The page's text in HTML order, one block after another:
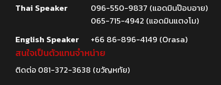
Thai Speaker
096-550-9837 (แอดมินป๊อบอาย)
065-715-4942 (แอดมินแตงโม)
English Speaker
+66 86-896-4149 (Orasa)
สนใจเป็นตัวแทนจำหน่าย
ติดต่อ 081-372-3638 (ขวัญหทัย)